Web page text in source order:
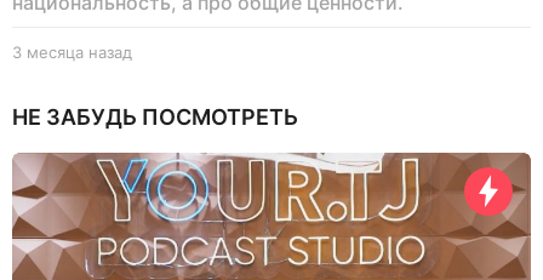
3 месяца назад
с
ц
а
н
а
з
НЕ ЗАБУДЬ ПОСМОТРЕТЬ